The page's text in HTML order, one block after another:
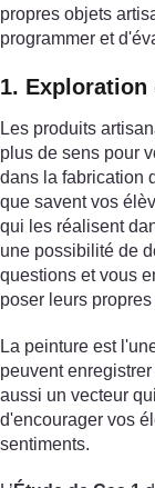
propres objets
programmer et
1. Exploration
Les produits
plus de sens pour
dans la fabrication
que savent vos
qui les réalisent
une possibilité de
questions et vous
poser leurs
La peinture est
peuvent
aussi un vecteur
d'encourager vos
sentiments.